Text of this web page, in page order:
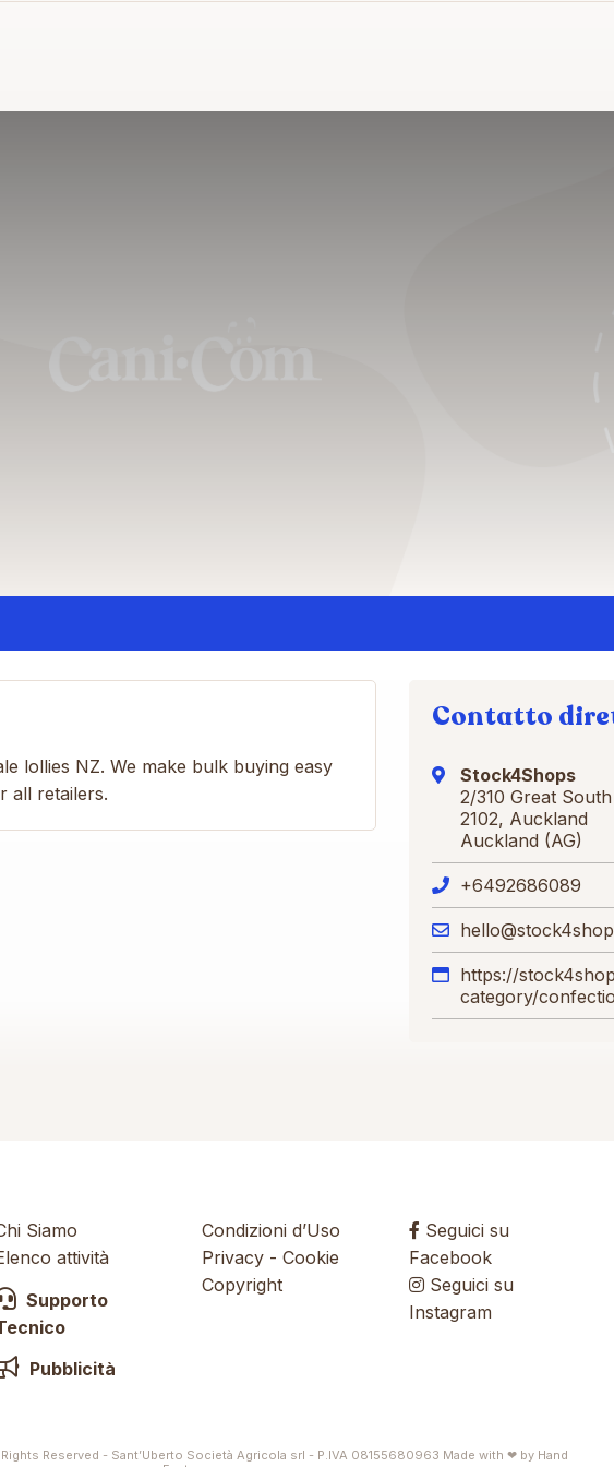
lollies NZ. We make bulk buying easy
all retailers.
Contatto
Stock4Shops
2/310 Great
2102, Auckland
Auckland (AG)
+6492686089
https://
category/
Siamo
attività
Supporto
Pubblicità
Condizioni d’Uso
Privacy - Cookie
Copyright
Seguici su
Facebook
Seguici su
Instagram
Reserved - Sant’Uberto Società Agricola srl - P.IVA 08155680963 Made with ❤ by Hand